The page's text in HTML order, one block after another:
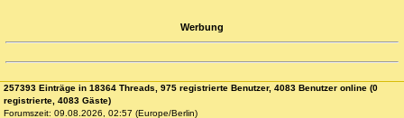
Werbung
257393 Einträge in 18364 Threads, 975 registrierte Benutzer, 4083 Benutzer online (0
registrierte, 4083 Gäste)
Forumszeit: 09.08.2026, 02:57 (Europe/Berlin)